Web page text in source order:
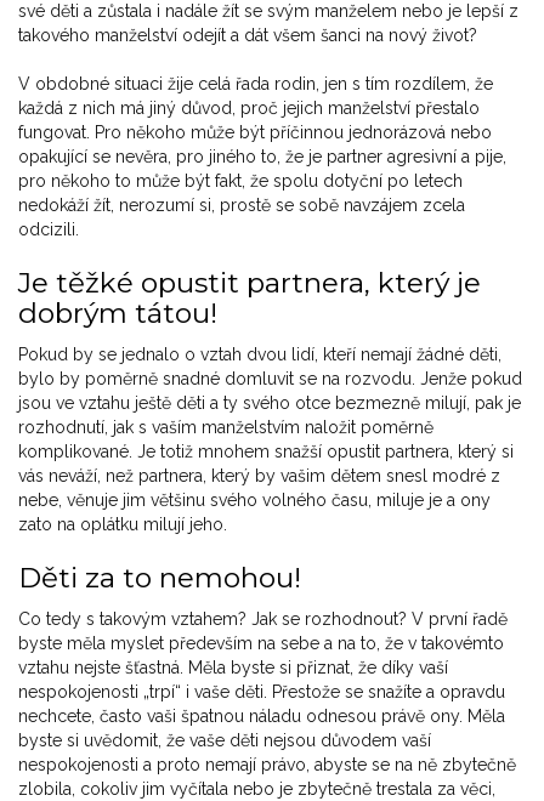
své děti a zůstala i nadále žít se svým manželem nebo je lepší z
takového manželství odejít a dát všem šanci na nový život?
V obdobné situaci žije celá řada rodin, jen s tím rozdílem, že
každá z nich má jiný důvod, proč jejich manželství přestalo
fungovat. Pro někoho může být příčinnou jednorázová nebo
opakující se nevěra, pro jiného to, že je partner agresivní a pije,
pro někoho to může být fakt, že spolu dotyční po letech
nedokáží žít, nerozumí si, prostě se sobě navzájem zcela
odcizili.
Je těžké opustit partnera, který je
dobrým tátou!
Pokud by se jednalo o vztah dvou lidí, kteří nemají žádné děti,
bylo by poměrně snadné domluvit se na rozvodu. Jenže pokud
jsou ve vztahu ještě děti a ty svého otce bezmezně milují, pak je
rozhodnutí, jak s vaším manželstvím naložit poměrně
komplikované. Je totiž mnohem snažší opustit partnera, který si
vás neváží, než partnera, který by vašim dětem snesl modré z
nebe, věnuje jim většinu svého volného času, miluje je a ony
zato na oplátku milují jeho.
Děti za to nemohou!
Co tedy s takovým vztahem? Jak se rozhodnout? V první řadě
byste měla myslet především na sebe a na to, že v takovémto
vztahu nejste šťastná. Měla byste si přiznat, že díky vaší
nespokojenosti „trpí“ i vaše děti. Přestože se snažíte a opravdu
nechcete, často vaši špatnou náladu odnesou právě ony. Měla
byste si uvědomit, že vaše děti nejsou důvodem vaší
nespokojenosti a proto nemají právo, abyste se na ně zbytečně
zlobila, cokoliv jim vyčítala nebo je zbytečně trestala za věci,